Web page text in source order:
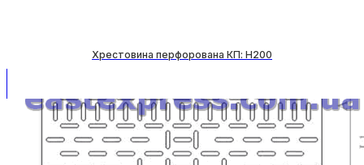
Хрестовина перфорована КП: H200